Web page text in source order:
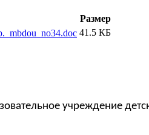
Размер
41.5 КБ
учреждение